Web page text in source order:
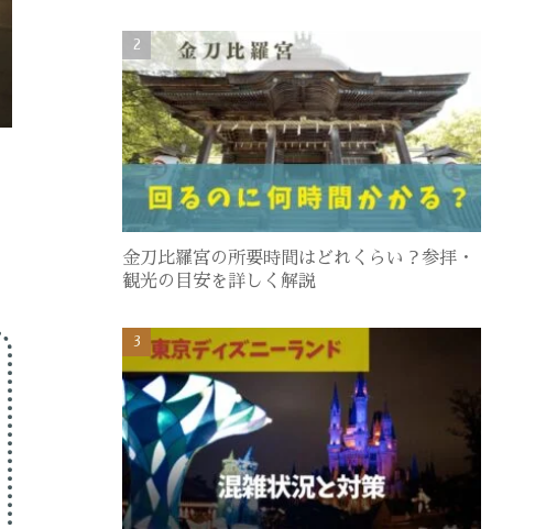
金刀比羅宮の所要時間はどれくらい？参拝・
観光の目安を詳しく解説